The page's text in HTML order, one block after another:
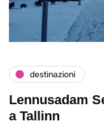
destinazioni
Lennusadam
a Tallinn